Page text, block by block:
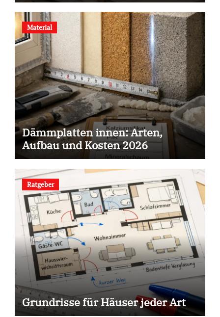
Material
Dämmplatten innen: Arten,
Aufbau und Kosten 2026
Ratgeber
Grundrisse für Häuser jeder Art